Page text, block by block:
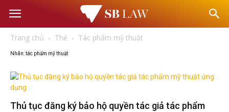
Văn
Luật
Trang chủ Thẻ Tác phẩm mỹ thuật
Nhãn: tác phẩm mỹ thuật
Thủ tục đăng ký bảo hộ quyền tác giả tác phẩm